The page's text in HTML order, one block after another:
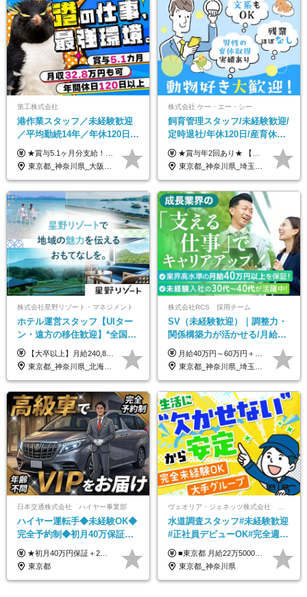
第工株式会社
港作業スタッフ／未経験歓迎
／平均勤続14年／年休120日以
上／食事手当・家族手当あり
／賞与5.1ヶ月分
★賞与5.1ヶ月分支給！ ★入社3年目・30代で年収730万円の先輩も活躍中！ ★入社1年目・20代で月収29万円の実績あり 月給：22.5万円～30.5万円＋各種手当＋賞与年2回＋残業代全額支給 ※経験・能力などを考慮のうえ決定します ※上記月給には食事手当(5000円／月）を含みます ※残業代は分単位で100％支給いたします ※試用期間3ヶ月。その間の給与・待遇に差異はありません 【月収例】 ◆33.5万円／31歳 入社7か月 ◆38.5万円／32歳 入社1年目 ◆48.4万円／44歳 入社12年目 ※経験・能力などを考慮のうえ決定 ※月収・給与例には休日手当も含みます 【手当詳細】 ◆交通費規定支給（上限3万5000円／月） ◆時間外手当全額支給 ◆休日出勤手当 ◆港湾住宅あり（1R・2万円台～） ◆資格取得支援制度：全額負担 ◆地域手当：関東地区1万円／月
東京都_神奈川県_大阪府_愛知県_兵庫県
株式会社 ケー・エー・シー
飼育管理スタッフ/未経験歓迎/
定時退社/年休120日/産育休実
績あり/連休取得OK/賞与年2
回/急募求人
★賞与年2回あり★ 【未経験の方】月給20万7,750円～＋賞与年2回＋残業代全額支給＋交通費支給 【生物系大卒の方】月給21万3,750円～＋賞与年2回＋残業代全額支給＋交通費支給 ★手当が充実★ ・資格手当（実験動物技術者2級：月3,000円、1級：月7,000円） ・家族手当 ・住宅費用補助（転居を伴う転勤の場合：最大5年間支給） ・残業代全額支給 ※入社5年目程度で賞与4.6ヶ月分の支給実績あり ※月給の金額は、能力やスキルを考慮して決定します ※試用期間6ヶ月あり（雇用形態・給与・待遇に差異なし）
東京都_神奈川県_埼玉県_大阪府_愛知県_茨城県_三重県_京都府_佐賀県
株式会社星野リゾート・マネジメント
ホテル運営スタッフ【UIター
ン・遠方の移住歓迎】*全国募
集*週休3日/年休161日可*未経
験OK*新規開業あり
【大卒以上】月給240,800円以上+賞与2回+各種手当 【短大・専門学校卒】月給204,400円以上+賞与2回+各種手当 【上記以外】月給187,000円以上+賞与2回+各種手当 ※経験、資格、能力等を考慮の上、決定いたします ※残業代全額支給 ※試用期間3ヶ月（条件変更なし）
東京都_神奈川県_北海道_青森県_山形県_福島県_栃木県_群馬県_山梨県_長野県_石川県_静岡県_岐阜県_京都府_広島県_島根県_山口県_高知県_長崎県_大分県_鹿児島県_沖縄県
株式会社RCS 採用チーム
SV（未経験歓迎）｜調整力・
関係構築力が活かせる/月給40
万円以上/30～40代活躍中/6か
月間の研修充実
月給40万円～60万円＋各種手当＋業績賞与 ◎経験や能力等を考慮し、優遇いたします！ ◎成果により業績賞与を年2回支給します！ 上記月給には、固定残業代として 「60,800円～95,000円（28時間分）」を含む。 超過分は別途全額支給します。
東京都_神奈川県_埼玉県_千葉県_大阪府_愛知県_北海道_青森県_岩手県_宮城県_秋田県_山形県_福島県_茨城県_栃木県_群馬県_新潟県_山梨県_長野県_富山県_石川県_福井県_静岡県_岐阜県_三重県_兵庫県_京都府_滋賀県_奈良県_和歌山県_広島県_岡山県_鳥取県_島根県_山口県_徳島県_香川県_愛媛県_高知県_福岡県_熊本県_佐賀県_長崎県_大分県_宮崎県_鹿児島県_沖縄県
日本交通株式会社 ハイヤー事業部
ハイヤー運転手◆未経験OK◆
完全予約制◆初月40万保証◆
平均年収600万◆約4ヶ月研修
あり◆運転は1日4hほど
★初月40万円保証＋2～6ヶ月目35万円保証 ★平均年収600万円 月給236,000円（一律手当含む）＋運転手当（運転した時間に応じて支給）＋残業代＋賞与年2回 ※基礎研修期間（10日間）は日給1万円を支給します ※試用期間中（3ヶ月）の給与・待遇に差異はありません ※残業代は全額支給します
東京都
水道調査スタッフ#未経験歓迎
#正社員デビューOK#完全週休
2日制#年休125日#資格取得支
援有#社員数千人以上
■東京都 月給22万5000円（東京地域手当3万円含）～25万円＋残業代全額支給＋各種手当 ■神奈川県 月給19万5000円～24万円＋残業代全額支給＋各種手当 ※年齢・経験を考慮し決定 ※試用期間3ヶ月（期間中の給与・待遇に差異はありません） ◆通勤手当あり（全額支給） ◆昇給年1回、賞与年2回。世界最大級の環境企業グループならではの安定した給与体系です。
東京都_神奈川県